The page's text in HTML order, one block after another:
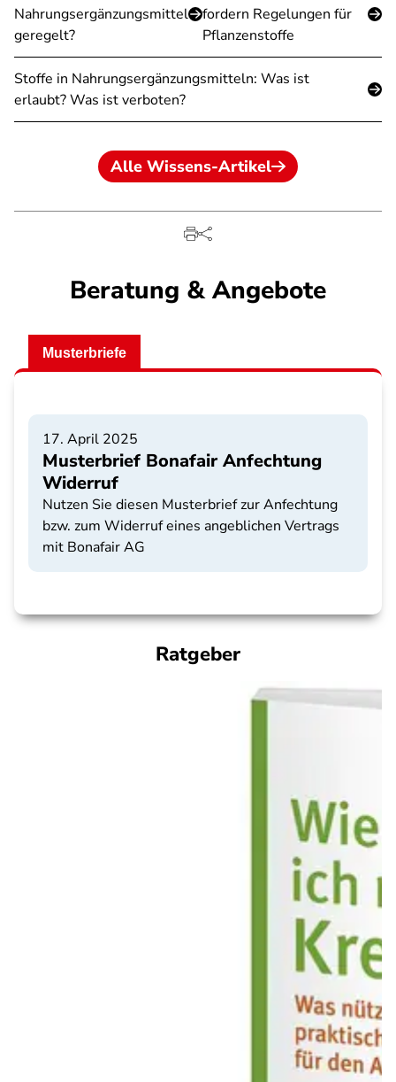
Nahrungsergänzungsmittel
geregelt?
fordern Regelungen für
Pflanzenstoffe
Stoffe in Nahrungsergänzungsmitteln: Was ist
erlaubt? Was ist verboten?
Alle Wissens-Artikel
Beratung & Angebote
Musterbriefe
17. April 2025
Musterbrief Bonafair Anfechtung
Widerruf
Nutzen Sie diesen Musterbrief zur Anfechtung
bzw. zum Widerruf eines angeblichen Vertrags
mit Bonafair AG
Ratgeber